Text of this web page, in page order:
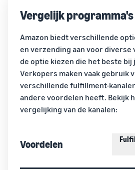
Vergelijk programma's
Amazon biedt verschillende
en verzending aan voor diverse
de optie kiezen die het beste bij
Verkopers maken vaak gebruik
verschillende fulfillment-
andere voordelen heeft. Bekijk
vergelijking van de kanalen:
Voordelen